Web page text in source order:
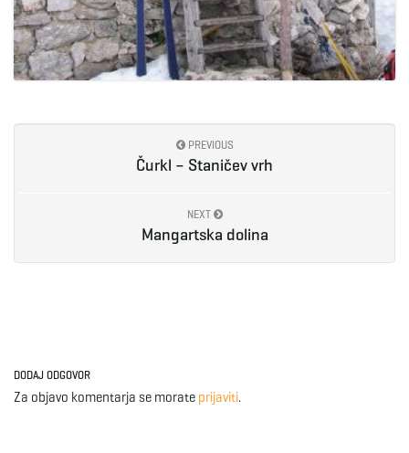
PREVIOUS
Čurkl – Staničev vrh
NEXT
Mangartska dolina
DODAJ ODGOVOR
Za objavo komentarja se morate prijaviti.